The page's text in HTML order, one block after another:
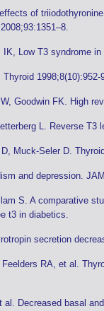
of
Low T3 syndrome
1998;8(10):952-
Goodwin FK. High
L. Reverse
Muck-Seler D.
and depression.
S. A comparative
t3 in diabetics.
secretion
RA, et al.
Decreased basal